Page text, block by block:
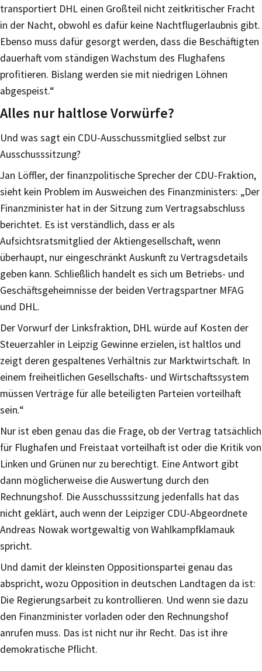
transportiert DHL einen Großteil nicht zeitkritischer Fracht
in der Nacht, obwohl es dafür keine Nachtflugerlaubnis gibt.
Ebenso muss dafür gesorgt werden, dass die Beschäftigten
dauerhaft vom ständigen Wachstum des Flughafens
profitieren. Bislang werden sie mit niedrigen Löhnen
abgespeist.“
Alles nur haltlose Vorwürfe?
Und was sagt ein CDU-Ausschussmitglied selbst zur
Ausschusssitzung?
Jan Löffler, der finanzpolitische Sprecher der CDU-Fraktion,
sieht kein Problem im Ausweichen des Finanzministers: „Der
Finanzminister hat in der Sitzung zum Vertragsabschluss
berichtet. Es ist verständlich, dass er als
Aufsichtsratsmitglied der Aktiengesellschaft, wenn
überhaupt, nur eingeschränkt Auskunft zu Vertragsdetails
geben kann. Schließlich handelt es sich um Betriebs- und
Geschäftsgeheimnisse der beiden Vertragspartner MFAG
und DHL.
Der Vorwurf der Linksfraktion, DHL würde auf Kosten der
Steuerzahler in Leipzig Gewinne erzielen, ist haltlos und
zeigt deren gespaltenes Verhältnis zur Marktwirtschaft. In
einem freiheitlichen Gesellschafts- und Wirtschaftssystem
müssen Verträge für alle beteiligten Parteien vorteilhaft
sein.“
Nur ist eben genau das die Frage, ob der Vertrag tatsächlich
für Flughafen und Freistaat vorteilhaft ist oder die Kritik von
Linken und Grünen nur zu berechtigt. Eine Antwort gibt
dann möglicherweise die Auswertung durch den
Rechnungshof. Die Ausschusssitzung jedenfalls hat das
nicht geklärt, auch wenn der Leipziger CDU-Abgeordnete
Andreas Nowak wortgewaltig von Wahlkampfklamauk
spricht.
Und damit der kleinsten Oppositionspartei genau das
abspricht, wozu Opposition in deutschen Landtagen da ist:
Die Regierungsarbeit zu kontrollieren. Und wenn sie dazu
den Finanzminister vorladen oder den Rechnungshof
anrufen muss. Das ist nicht nur ihr Recht. Das ist ihre
demokratische Pflicht.